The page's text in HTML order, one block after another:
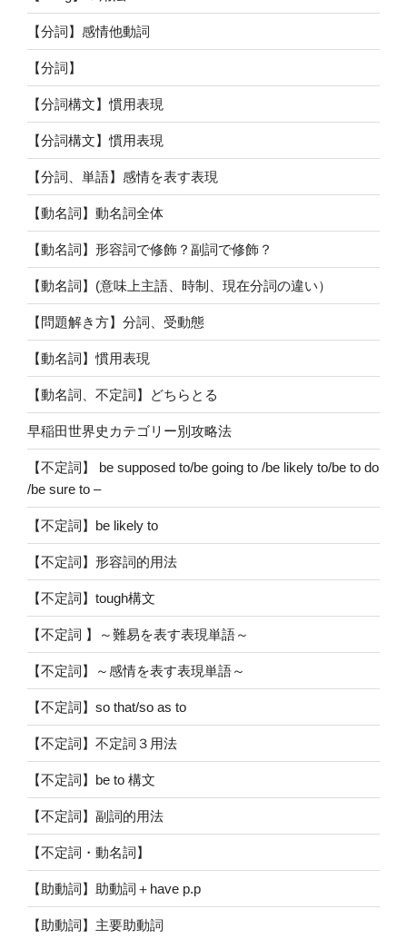
【分詞】感情他動詞
【分詞】
【分詞構文】慣用表現
【分詞構文】慣用表現
【分詞、単語】感情を表す表現
【動名詞】動名詞全体
【動名詞】形容詞で修飾？副詞で修飾？
【動名詞】(意味上主語、時制、現在分詞の違い）
【問題解き方】分詞、受動態
【動名詞】慣用表現
【動名詞、不定詞】どちらとる
早稲田世界史カテゴリー別攻略法
【不定詞】 be supposed to/be going to /be likely to/be to do
/be sure to –
【不定詞】be likely to
【不定詞】形容詞的用法
【不定詞】tough構文
【不定詞 】～難易を表す表現単語～
【不定詞】～感情を表す表現単語～
【不定詞】so that/so as to
【不定詞】不定詞３用法
【不定詞】be to 構文
【不定詞】副詞的用法
【不定詞・動名詞】
【助動詞】助動詞＋have p.p
【助動詞】主要助動詞